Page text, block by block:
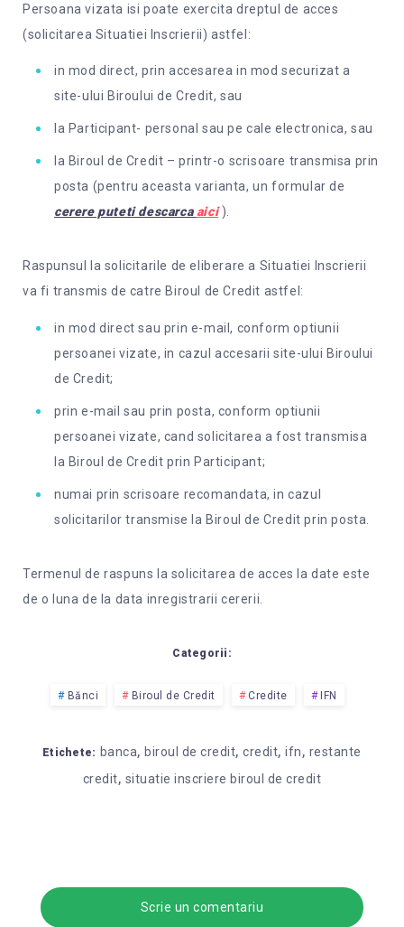
Persoana vizata isi poate exercita dreptul de acces
(solicitarea Situatiei Inscrierii) astfel:
in mod direct, prin accesarea in mod securizat a
site-ului Biroului de Credit, sau
la Participant- personal sau pe cale electronica, sau
la Biroul de Credit – printr-o scrisoare transmisa prin
posta (pentru aceasta varianta, un formular de
cerere puteti descarcaaici ).
Raspunsul la solicitarile de eliberare a Situatiei Inscrierii
va fi transmis de catre Biroul de Credit astfel:
in mod direct sau prin e-mail, conform optiunii
persoanei vizate, in cazul accesarii site-ului Biroului
de Credit;
prin e-mail sau prin posta, conform optiunii
persoanei vizate, cand solicitarea a fost transmisa
la Biroul de Credit prin Participant;
numai prin scrisoare recomandata, in cazul
solicitarilor transmise la Biroul de Credit prin posta.
Termenul de raspuns la solicitarea de acces la date este
de o luna de la data inregistrarii cererii.
Categorii:
Bănci Biroul de Credit Credite IFN
Etichete: banca,biroul de credit,credit,ifn, restante
credit, situatie inscriere biroul de credit
Scrie un comentariu